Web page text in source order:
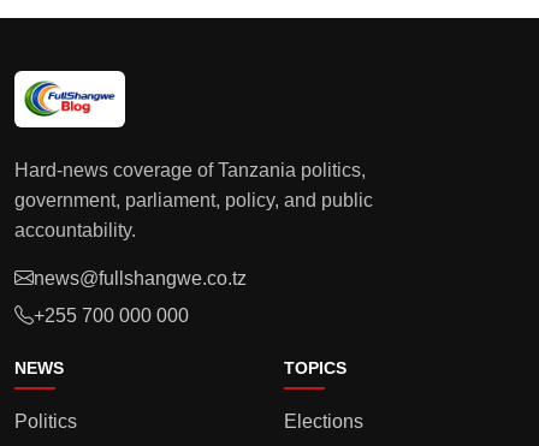
Hard-news coverage of Tanzania politics,
government, parliament, policy, and public
accountability.
news@fullshangwe.co.tz
+255 700 000 000
NEWS
Politics
TOPICS
Elections